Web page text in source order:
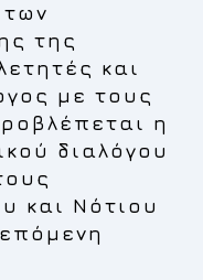
της
και
με τους
η
διαλόγου
και Νότιου